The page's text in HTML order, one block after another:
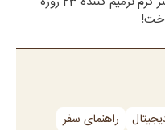
راهنمای سفر